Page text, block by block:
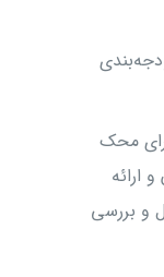
محک
ارائه
و بررسی